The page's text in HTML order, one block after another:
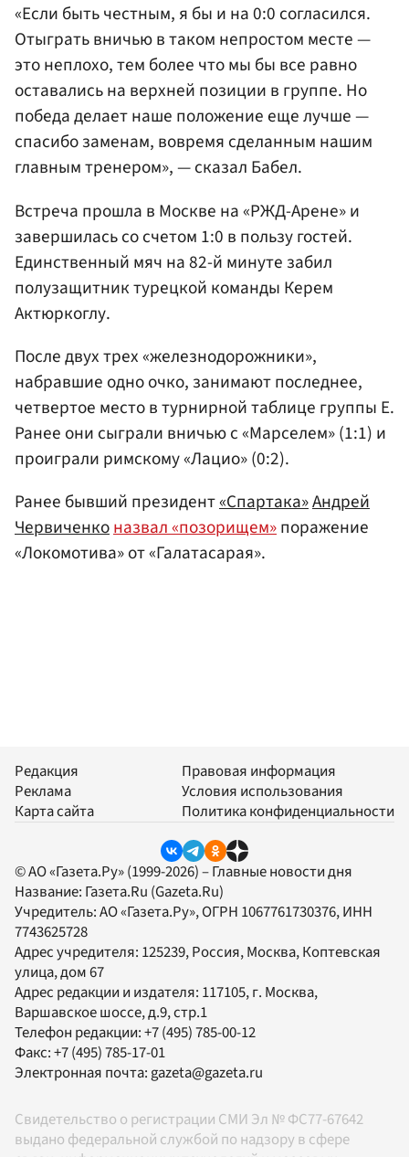
«Если быть честным, я бы и на 0:0 согласился.
Отыграть вничью в таком непростом месте —
это неплохо, тем более что мы бы все равно
оставались на верхней позиции в группе. Но
победа делает наше положение еще лучше —
спасибо заменам, вовремя сделанным нашим
главным тренером», — сказал Бабел.
Встреча прошла в Москве на «РЖД-Арене» и
завершилась со счетом 1:0 в пользу гостей.
Единственный мяч на 82-й минуте забил
полузащитник турецкой команды Керем
Актюркоглу.
После двух трех «железнодорожники»,
набравшие одно очко, занимают последнее,
четвертое место в турнирной таблице группы E.
Ранее они сыграли вничью с «Марселем» (1:1) и
проиграли римскому «Лацио» (0:2).
Ранее бывший президент«Спартака»Андрей
Червиченконазвал «позорищем»поражение
«Локомотива» от «Галатасарая».
Редакция
Реклама
Карта сайта
Правовая информация
Условия использования
Политика конфиденциальности
© АО «Газета.Ру» (1999-2026) – Главные новости дня
Название: Газета.Ru (Gazeta.Ru)
Учредитель:АО «Газета.Ру», ОГРН 1067761730376, ИНН
7743625728
Адрес учредителя: 125239, Россия, Москва, Коптевская
улица, дом 67
Адрес редакции и издателя: 117105, г. Москва,
Варшавское шоссе, д.9, стр.1
Телефон редакции:+7 (495) 785-00-12
Факс:+7 (495) 785-17-01
Электронная почта:gazeta@gazeta.ru
Свидетельство о регистрации СМИ Эл № ФС77-67642
выдано федеральной службой по надзору в сфере